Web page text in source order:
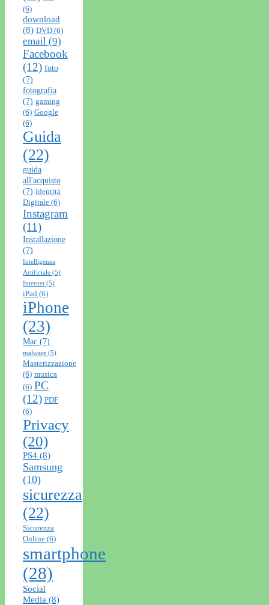
(6)
download
(8) DVD (6)
email (9)
Facebook
(12) foto
(7)
fotografia
(7) gaming
(6) Google
(6)
Guida
(22)
guida
all'acquisto
(7) Identità
Digitale (6)
Instagram
(11)
Installazione
(7)
Intelligenza
Artificiale (5)
Internet (5)
iPad (6)
iPhone
(23)
Mac (7)
malware (5)
Masterizzazione
(6) musica
(6) PC
(12) PDF
(6)
Privacy
(20)
PS4 (8)
Samsung
(10)
sicurezza
(22)
Sicurezza
Online (6)
smartphone
(28)
Social
Media (8)